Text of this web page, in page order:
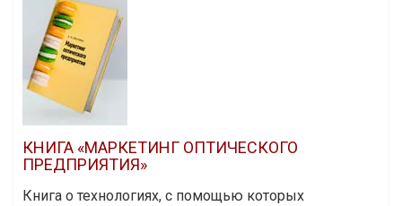
КНИГА «МАРКЕТИНГ ОПТИЧЕСКОГО
ПРЕДПРИЯТИЯ»
Книга о технологиях, с помощью которых